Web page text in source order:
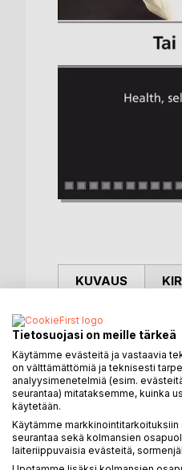
KUVAUS
This book covers
excellent
ones, it is a tool
pushing hands,
LISÄÄ
Tietosuojasi on meille tärkeä
Käytämme evästeitä ja vastaavia
on välttämättömiä ja teknisesti
analyysimenetelmiä (esim.
seurantaa) mitataksemme, kuinka
käytetään.
Käytämme
seurantaa sekä kolmansien
laiteriippuvaisia evästeitä,